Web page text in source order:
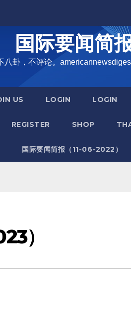
国际要闻简
八卦，不评论。
US LOGIN LOGIN
REGISTER SHOP
国际要闻简报（11-06-2022）
）